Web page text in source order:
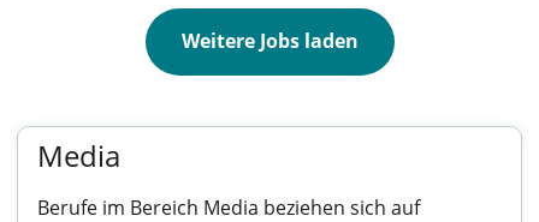
Weitere Jobs laden
Media
Berufe im Bereich Media beziehen sich auf